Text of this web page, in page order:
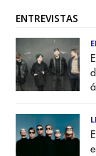
ENTREVISTAS